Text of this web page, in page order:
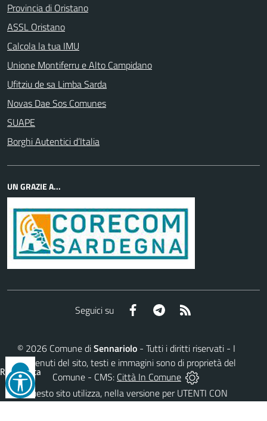
Provincia di Oristano
ASSL Oristano
Calcola la tua IMU
Unione Montiferru e Alto Campidano
Ufitziu de sa Limba Sarda
Novas Dae Sos Comunes
SUAPE
Borghi Autentici d’Italia
UN GRAZIE A...
Seguici su Facebook Telegram
© 2026 Comune diSennariolo - Tutti i diritti riservati - I
contenuti del sito, testi e immagini sono di proprietà del
Comune - CMS: Città In Comune
Questo sito utilizza, nella versione per UTENTI CON
Reimposta
tutto